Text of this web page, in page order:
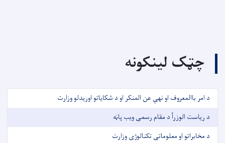
چټک لینکونه
د امر باالمعروف او نهي عن المنکر او د شکایاتو اوریدلو وزارت
د ریاست الوزرأ د مقام رسمی ویب پاڼه
د مخابراتو او معلوماتی تکنالوژی وزارت